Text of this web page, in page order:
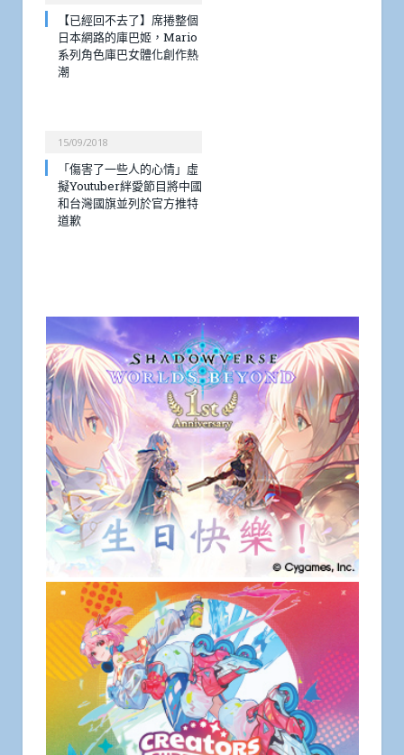
【已經回不去了】席捲整個
日本網路的庫巴姬，Mario
系列角色庫巴女體化創作熱
潮
15/09/2018
「傷害了一些人的心情」虛
擬Youtuber絆愛節目將中國
和台灣國旗並列於官方推特
道歉